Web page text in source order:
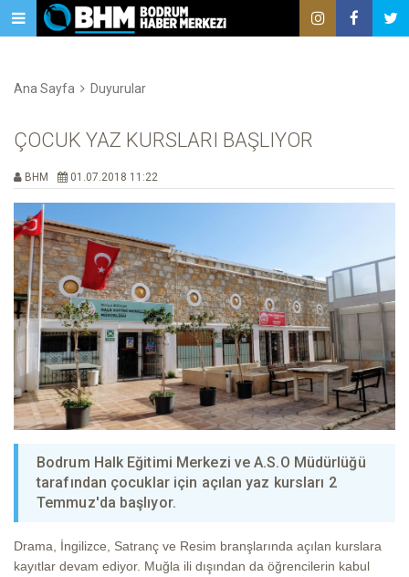
Ana Sayfa Duyurular
ÇOCUK YAZ KURSLARI BAŞLIYOR
BHM 01.07.2018 11:22
Bodrum Halk Eğitimi Merkezi ve A.S.O Müdürlüğü
tarafından çocuklar için açılan yaz kursları 2
Temmuz'da başlıyor.
Drama, İngilizce, Satranç ve Resim branşlarında açılan kurslara
kayıtlar devam ediyor. Muğla ili dışından da öğrencilerin kabul